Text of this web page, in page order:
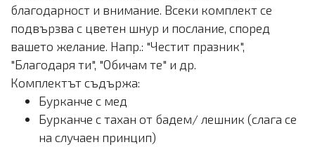
благодарност и внимание. Всеки комплект се
подвързва с цветен шнур и послание, според
вашето желание. Напр.: "Честит празник",
"Благодаря ти", "Обичам те" и др.
Комплектът съдържа:
Бурканче с мед
Бурканче с тахан от бадем/ лешник (слага се
на случаен принцип)